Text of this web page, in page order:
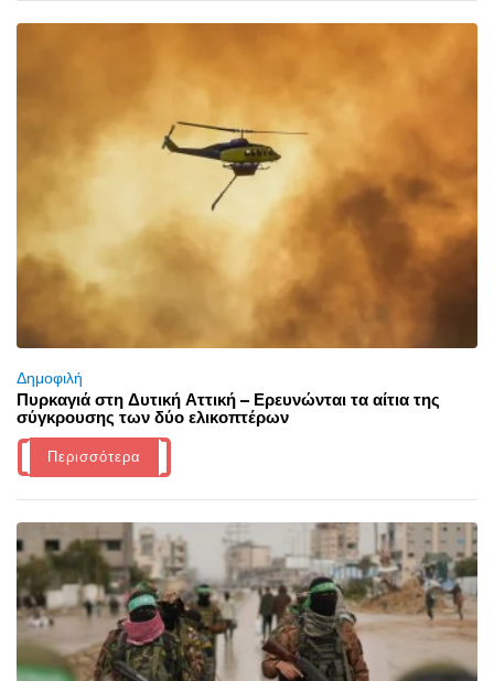
Δημοφιλή
Πυρκαγιά στη Δυτική Αττική – Ερευνώνται τα αίτια της
σύγκρουσης των δύο ελικοπτέρων
Περισσότερα